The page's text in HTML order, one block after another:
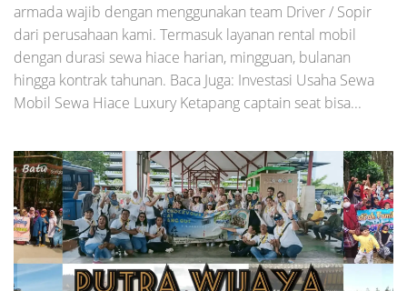
armada wajib dengan menggunakan team Driver / Sopir
dari perusahaan kami. Termasuk layanan rental mobil
dengan durasi sewa hiace harian, mingguan, bulanan
hingga kontrak tahunan. Baca Juga: Investasi Usaha Sewa
Mobil Sewa Hiace Luxury Ketapang captain seat bisa...